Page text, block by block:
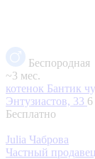
Беспородная
~3 мес.
котенок Бантик
Энтузиастов, 33
Бесплатно
Julia Чаброва
Частный продавец